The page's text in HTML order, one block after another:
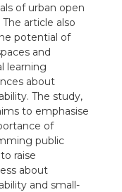
of urban open
The article also
potential of
and
learning
about
The study,
to emphasise
of
public
raise
about
and small-